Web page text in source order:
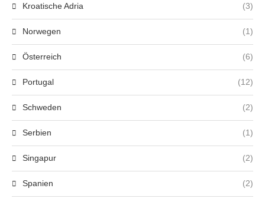
Kroatische Adria (3)
Norwegen (1)
Österreich (6)
Portugal (12)
Schweden (2)
Serbien (1)
Singapur (2)
Spanien (2)